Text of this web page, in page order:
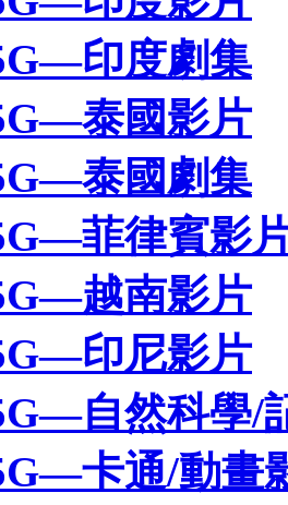
印度劇集
泰國影片
泰國劇集
菲律賓影
越南影片
印尼影片
自然科學/
卡通/動畫